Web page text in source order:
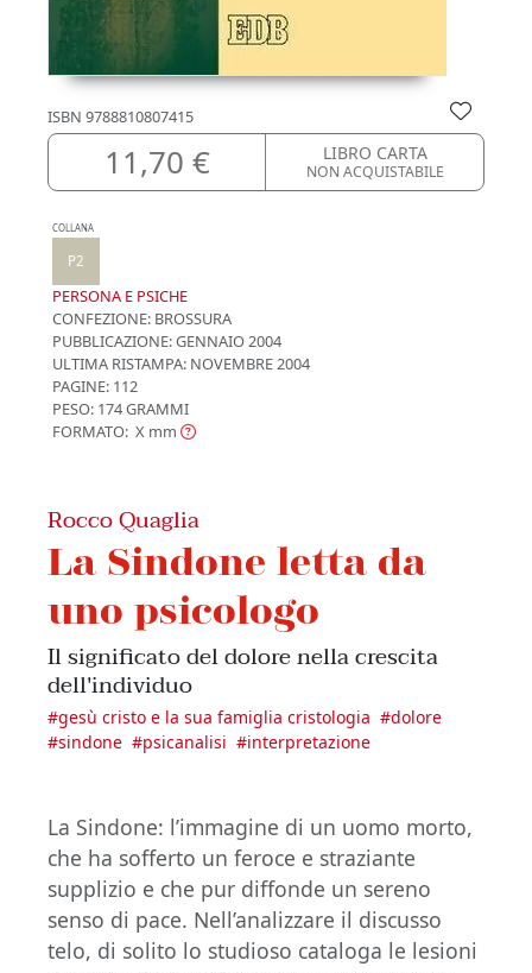
ISBN 9788810807415
11,70 € LIBRO CARTA
NON ACQUISTABILE
COLLANA
P2
PERSONA E PSICHE
CONFEZIONE: BROSSURA
PUBBLICAZIONE:GENNAIO 2004
ULTIMA RISTAMPA: NOVEMBRE 2004
PAGINE: 112
PESO: 174 GRAMMI
FORMATO: X mm
Rocco Quaglia
La Sindone letta da
uno psicologo
Il significato del dolore nella crescita
dell'individuo
#gesù cristo e la sua famiglia cristologia #dolore
#sindone #psicanalisi #interpretazione
La Sindone: l’immagine di un uomo morto,
che ha sofferto un feroce e straziante
supplizio e che pur diffonde un sereno
senso di pace. Nell’analizzare il discusso
telo, di solito lo studioso cataloga le lesioni